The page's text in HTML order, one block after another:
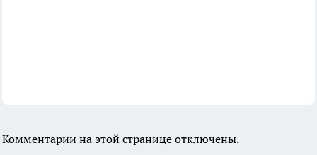
Комментарии на этой странице отключены.